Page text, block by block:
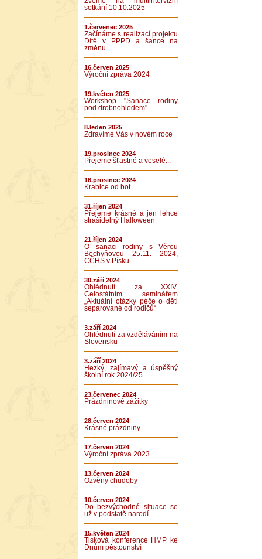
setkání 10.10.2025
1.červenec 2025
Začínáme s realizací projektu
Dítě v PPPD a šance na
změnu
16.červen 2025
Výroční zpráva 2024
19.květen 2025
Workshop "Sanace rodiny
pod drobnohledem"
8.leden 2025
Zdravíme Vás v novém roce
19.prosinec 2024
Přejeme šťastné a veselé...
16.prosinec 2024
Krabice od bot
31.říjen 2024
Přejeme krásné a jen lehce
strašidelný Halloween
21.říjen 2024
O sanaci rodiny s Věrou
Bechyňovou 25.11. 2024,
CČHS v Písku
30.září 2024
Ohlédnutí za XXIV.
Celostátním seminářem
„Aktuální otázky péče o děti
separované od rodičů“
3.září 2024
Ohlédnutí za vzděláváním na
Slovensku
3.září 2024
Hezký, zajímavý a úspěšný
školní rok 2024/25
23.červenec 2024
Prázdninové zážitky
28.červen 2024
Krásné prázdniny
17.červen 2024
Výroční zpráva 2023
13.červen 2024
Ozvěny chudoby
10.červen 2024
Do bezvýchodné situace se
už v podstatě narodí
15.květen 2024
Tisková konference HMP ke
Dnům pěstounství